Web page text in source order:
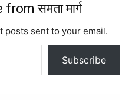
समता मार्ग
posts sent to your email.
Subscribe